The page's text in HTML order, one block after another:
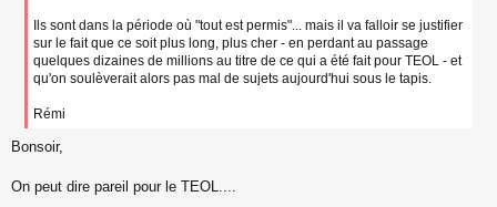
Ils sont dans la période où "tout est permis"... mais il va falloir se justifier
sur le fait que ce soit plus long, plus cher - en perdant au passage
quelques dizaines de millions au titre de ce qui a été fait pour TEOL - et
qu'on soulèverait alors pas mal de sujets aujourd'hui sous le tapis.
Rémi
Bonsoir,
On peut dire pareil pour le TEOL....